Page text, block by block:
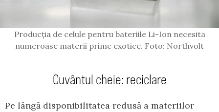
Producția de celule pentru bateriile Li-Ion necesita
numeroase materii prime exotice. Foto: Northvolt
Cuvântul cheie: reciclare
Pe lângă disponibilitatea redusă a materiilor